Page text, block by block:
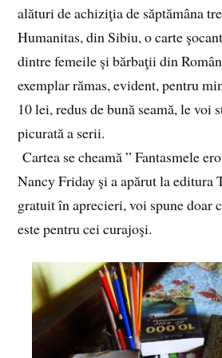
alături de achiziţia de săptămâna
Humanitas, din Sibiu, o carte
dintre femeile şi bărbaţii din
exemplar rămas, evident, pentru
10 lei, redus de bună seamă, le voi
picurată a serii.
Cartea se cheamă ” Fantasmele
Nancy Friday şi a apărut la editura
gratuit în aprecieri, voi spune doar
este pentru cei curajoşi.